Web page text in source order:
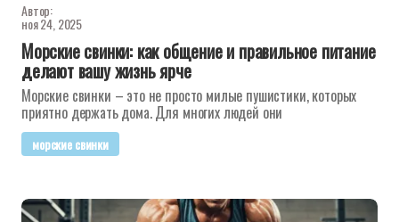
Автор:
ноя 24, 2025
Морские свинки: как общение и правильное питание
делают вашу жизнь ярче
Морские свинки – это не просто милые пушистики, которых
приятно держать дома. Для многих людей они
морские свинки